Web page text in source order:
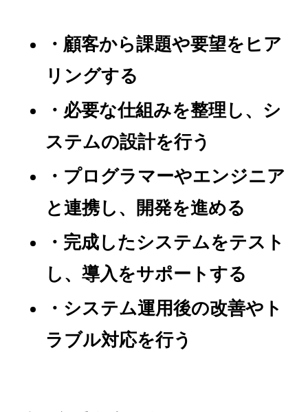
・顧客から課題や要望をヒア
リングする
・必要な仕組みを整理し、シ
ステムの設計を行う
・プログラマーやエンジニア
と連携し、開発を進める
・完成したシステムをテスト
し、導入をサポートする
・システム運用後の改善やト
ラブル対応を行う